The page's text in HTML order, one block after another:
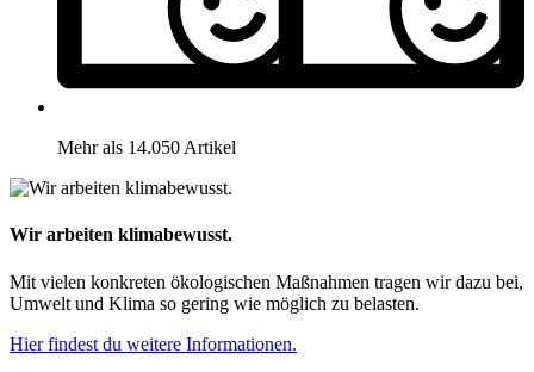
Mehr als 14.050 Artikel
Wir arbeiten klimabewusst.
Mit vielen konkreten ökologischen Maßnahmen tragen wir dazu bei,
Umwelt und Klima so gering wie möglich zu belasten.
Hier findest du weitere Informationen.